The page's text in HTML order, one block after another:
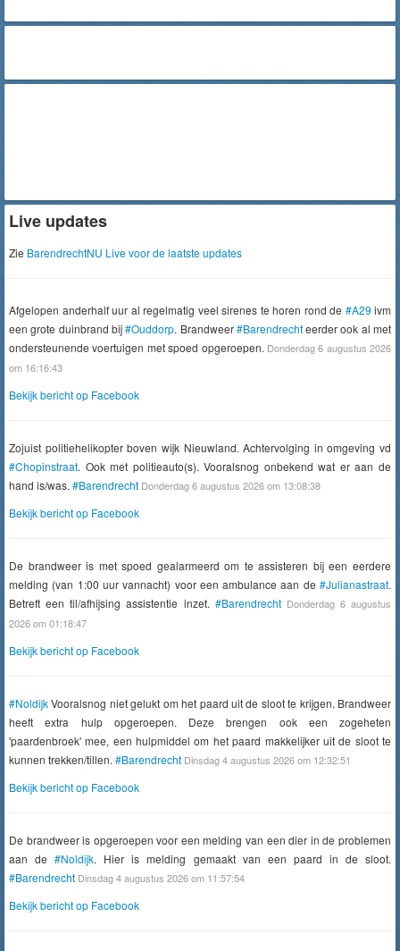
Live updates
Zie BarendrechtNU Live voor de laatste updates
Afgelopen anderhalf uur al regelmatig veel sirenes te horen rond de #A29 ivm
een grote duinbrand bij#Ouddorp. Brandweer#Barendrechteerder ook al met
ondersteunende voertuigen met spoed opgeroepen. Donderdag 6 augustus 2026
om 16:16:43
Bekijk bericht op Facebook
Zojuist politiehelikopter boven wijk Nieuwland. Achtervolging in omgeving vd
#Chopinstraat. Ook met politieauto(s). Vooralsnog onbekend wat er aan de
hand is/was. #Barendrecht Donderdag 6 augustus 2026 om 13:08:38
Bekijk bericht op Facebook
De brandweer is met spoed gealarmeerd om te assisteren bij een eerdere
melding (van 1:00 uur vannacht) voor een ambulance aan de #Julianastraat.
Betreft een til/afhijsing assistentie inzet. #Barendrecht Donderdag 6 augustus
2026 om 01:18:47
Bekijk bericht op Facebook
#NoldijkVooralsnog niet gelukt om het paard uit de sloot te krijgen. Brandweer
heeft extra hulp opgeroepen. Deze brengen ook een zogeheten
'paardenbroek' mee, een hulpmiddel om het paard makkelijker uit de sloot te
kunnen trekken/tillen. #Barendrecht Dinsdag 4 augustus 2026 om 12:32:51
Bekijk bericht op Facebook
De brandweer is opgeroepen voor een melding van een dier in de problemen
aan de#Noldijk. Hier is melding gemaakt van een paard in de sloot.
#Barendrecht Dinsdag 4 augustus 2026 om 11:57:54
Bekijk bericht op Facebook